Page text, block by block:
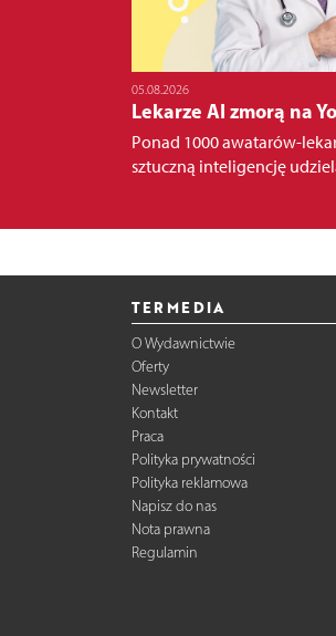
05.08.2026
Lekarze AI zmorą na
Ponad 1000 awatarów-
sztuczną inteligencję
TERMEDIA
O Wydawnictwie
Oferty
Newsletter
Kontakt
Praca
Polityka prywatności
Polityka reklamowa
Napisz do nas
Nota prawna
Regulamin